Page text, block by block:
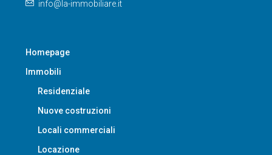
info@la-immobiliare.it
Homepage
Immobili
Residenziale
Nuove costruzioni
Locali commerciali
Locazione